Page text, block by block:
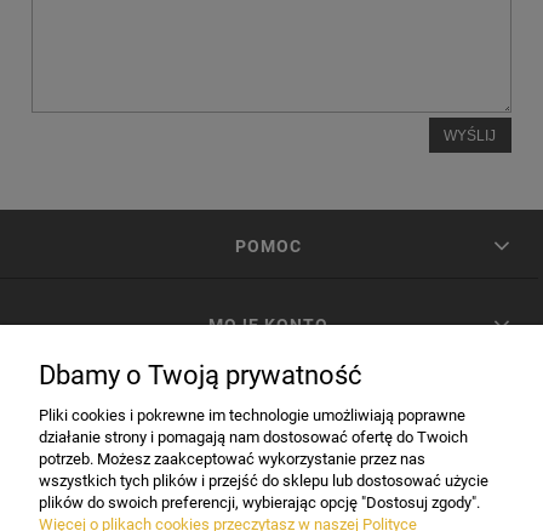
WYŚLIJ
POMOC
MOJE KONTO
INFORMACJE
Dbamy o Twoją prywatność
Pliki cookies i pokrewne im technologie umożliwiają poprawne
działanie strony i pomagają nam dostosować ofertę do Twoich
potrzeb. Możesz zaakceptować wykorzystanie przez nas
wszystkich tych plików i przejść do sklepu lub dostosować użycie
plików do swoich preferencji, wybierając opcję "Dostosuj zgody".
Więcej o plikach cookies przeczytasz w naszej Polityce